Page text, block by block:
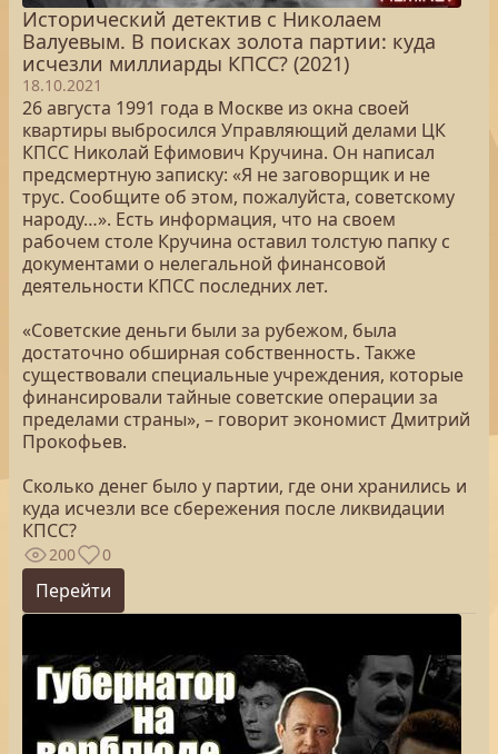
Исторический детектив с Николаем
Валуевым. В поисках золота партии: куда
исчезли миллиарды КПСС? (2021)
18.10.2021
26 августа 1991 года в Москве из окна своей
квартиры выбросился Управляющий делами ЦК
КПСС Николай Ефимович Кручина. Он написал
предсмертную записку: «Я не заговорщик и не
трус. Сообщите об этом, пожалуйста, советскому
народу…». Есть информация, что на своем
рабочем столе Кручина оставил толстую папку с
документами о нелегальной финансовой
деятельности КПСС последних лет.
«Советские деньги были за рубежом, была
достаточно обширная собственность. Также
существовали специальные учреждения, которые
финансировали тайные советские операции за
пределами страны», – говорит экономист Дмитрий
Прокофьев.
Сколько денег было у партии, где они хранились и
куда исчезли все сбережения после ликвидации
КПСС?
200 0
Перейти